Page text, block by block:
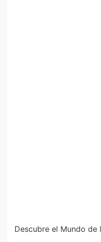
Descubre el Mundo de